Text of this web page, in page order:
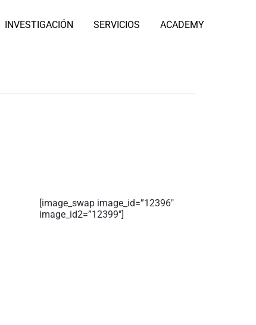
INVESTIGACIÓN SERVICIOS ACADEMY
[image_swap image_id=”12396″
image_id2=”12399″]